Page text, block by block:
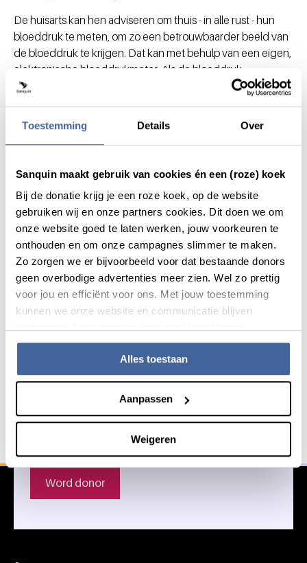
Toestemming Details Over
Sanquin maakt gebruik van cookies én een (roze) koek
Bij de donatie krijg je een roze koek, op de website
gebruiken wij en onze partners cookies. Dit doen we om
onze website goed te laten werken, jouw voorkeuren te
onthouden en om onze campagnes slimmer te maken.
Zo zorgen we er bijvoorbeeld voor dat bestaande donors
geen overbodige advertenties meer zien. Wel zo prettig
voor jou en efficiënt voor ons. Met jouw toestemming
kunnen we onze website en communicatie blijven
Alles toestaan
Aanpassen
Weigeren
De huisarts kan hen adviseren om thuis - in alle rust - hun
bloeddruk te meten, om zo een betrouwbaarder beeld van
de bloeddruk te krijgen. Dat kan met behulp van een eigen,
elektronische bloeddrukmeter. Als de bloeddruk
daadwerkelijk te hoog is, kan deze heel goed worden
Verlaging van de bloeddruk is belangrijk om hart- en
vaatziekten te voorkomen.
Sanquin meet altijd de
bloeddruk
Sanquin doet altijd een medische check bij haar donoren.
Daar hoort een bloeddrukmeting ook bij.
Met een licht verhoogde bloeddruk mag je gewoon
doneren. Is de bloeddruk flink verhoogd? Dan krijg je uitstel
van donatie. Ook zal de donorarts je aanraden naar de
huisarts te gaan. Over het algemeen is medicatie tegen
donorarts zal dat beoordelen.
Algemene informatie
Het zit in ons bloed. Geef om
elkaar.
Het zit ook in jou. Meld je aan als donor bij Sanquin.
Word donor